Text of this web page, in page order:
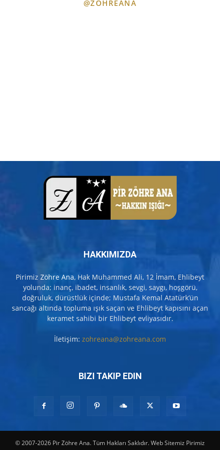
@ZOHREANA
HAKKIMIZDA
Pirimiz Zöhre Ana, Hak Muhammed Ali, 12 İmam, Ehlibeyt
yolunda; inanç, ibadet, insanlık, sevgi, saygı, hoşgörü,
doğruluk, dürüstlük içinde; Mustafa Kemal Atatürk’ün
sancağı altında topluma ışık saçan ve Ehlibeyt kapısını açan
keramet sahibi bir Ehlibeyt evliyasıdır.
İletişim: zohreana@zohreana.com
BIZI TAKIP EDIN
© 2007-2026 Pir Zöhre Ana. Tüm Hakları Saklıdır. Web Sitemiz Pirimiz